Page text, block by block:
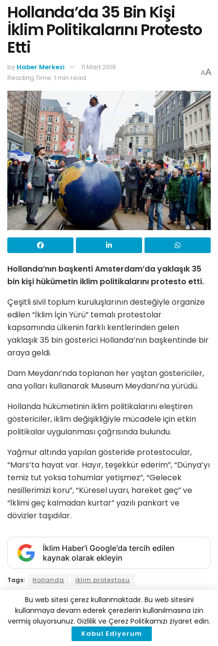
Hollanda’da 35 Bin Kişi
İklim Politikalarını Protesto
Etti
by Haber Merkezi
11 Mart 2019
Reading Time: 1 min read
AA
Hollanda’nın başkenti Amsterdam’da yaklaşık 35
bin kişi hükümetin iklim politikalarını protesto etti.
Çeşitli sivil toplum kuruluşlarının desteğiyle organize
edilen “İklim İçin Yürü” temalı protestolar
kapsamında ülkenin farklı kentlerinden gelen
yaklaşık 35 bin gösterici Hollanda’nın başkentinde bir
araya geldi.
Dam Meydanı’nda toplanan her yaştan göstericiler,
ana yolları kullanarak Museum Meydanı’na yürüdü.
Hollanda hükümetinin iklim politikalarını eleştiren
göstericiler, iklim değişikliğiyle mücadele için etkin
politikalar uygulanması çağrısında bulundu.
Yağmur altında yapılan gösteride protestocular,
“Mars’ta hayat var. Hayır, teşekkür ederim”, “Dünya’yı
temiz tut yoksa tohumlar yetişmez”, “Gelecek
nesillerimizi koru”, “Küresel uyarı, hareket geç” ve
“İklimi geç kalmadan kurtar” yazılı pankart ve
dövizler taşıdılar.
İklim Haber'i Google'da tercih edilen
kaynak olarak ekleyin
Tags: Hollanda iklim protestosu
İlginiziÇekebilir
Bu web sitesi çerez kullanmaktadır. Bu web sitesini
kullanmaya devam ederek çerezlerin kullanılmasına izin
vermiş oluyorsunuz. Gizlilik ve Çerez Politikamızı ziyaret edin.
Kabul Ediyorum